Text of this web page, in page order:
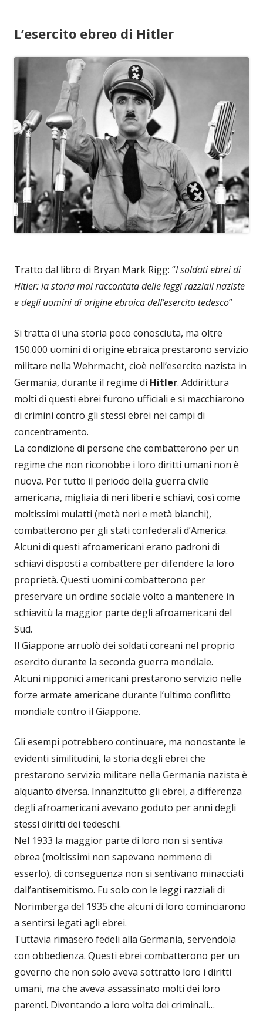
L’esercito ebreo di Hitler
Tratto dal libro di Bryan Mark Rigg: “I soldati ebrei di
Hitler: la storia mai raccontata delle leggi razziali naziste
e degli uomini di origine ebraica dell’esercito tedesco”
Si tratta di una storia poco conosciuta, ma oltre
150.000 uomini di origine ebraica prestarono servizio
militare nella Wehrmacht, cioè nell’esercito nazista in
Germania, durante il regime di Hitler. Addirittura
molti di questi ebrei furono ufficiali e si macchiarono
di crimini contro gli stessi ebrei nei campi di
concentramento.
La condizione di persone che combatterono per un
regime che non riconobbe i loro diritti umani non è
nuova. Per tutto il periodo della guerra civile
americana, migliaia di neri liberi e schiavi, così come
moltissimi mulatti (metà neri e metà bianchi),
combatterono per gli stati confederali d’America.
Alcuni di questi afroamericani erano padroni di
schiavi disposti a combattere per difendere la loro
proprietà. Questi uomini combatterono per
preservare un ordine sociale volto a mantenere in
schiavitù la maggior parte degli afroamericani del
Sud.
Il Giappone arruolò dei soldati coreani nel proprio
esercito durante la seconda guerra mondiale.
Alcuni nipponici americani prestarono servizio nelle
forze armate americane durante l‘ultimo conflitto
mondiale contro il Giappone.
Gli esempi potrebbero continuare, ma nonostante le
evidenti similitudini, la storia degli ebrei che
prestarono servizio militare nella Germania nazista è
alquanto diversa. Innanzitutto gli ebrei, a differenza
degli afroamericani avevano goduto per anni degli
stessi diritti dei tedeschi.
Nel 1933 la maggior parte di loro non si sentiva
ebrea (moltissimi non sapevano nemmeno di
esserlo), di conseguenza non si sentivano minacciati
dall’antisemitismo. Fu solo con le leggi razziali di
Norimberga del 1935 che alcuni di loro cominciarono
a sentirsi legati agli ebrei.
Tuttavia rimasero fedeli alla Germania, servendola
con obbedienza. Questi ebrei combatterono per un
governo che non solo aveva sottratto loro i diritti
umani, ma che aveva assassinato molti dei loro
parenti. Diventando a loro volta dei criminali…